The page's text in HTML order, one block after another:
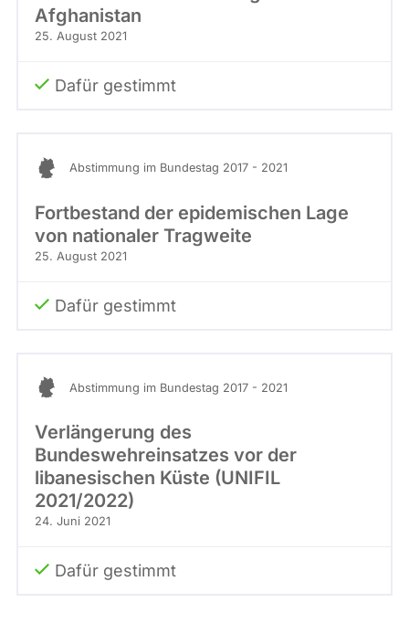
Afghanistan
25. August 2021
Dafür gestimmt
Abstimmung im Bundestag 2017 - 2021
Fortbestand der epidemischen Lage
von nationaler Tragweite
25. August 2021
Dafür gestimmt
Abstimmung im Bundestag 2017 - 2021
Verlängerung des
Bundeswehreinsatzes vor der
libanesischen Küste (UNIFIL
2021/2022)
24. Juni 2021
Dafür gestimmt